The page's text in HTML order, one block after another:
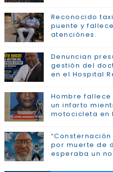
Reconocido
puente y
atenciónes.
Denuncian
gestión del
en el Hospital
Hombre
un infarto
motocicleta en
por muerte de
esperaba un